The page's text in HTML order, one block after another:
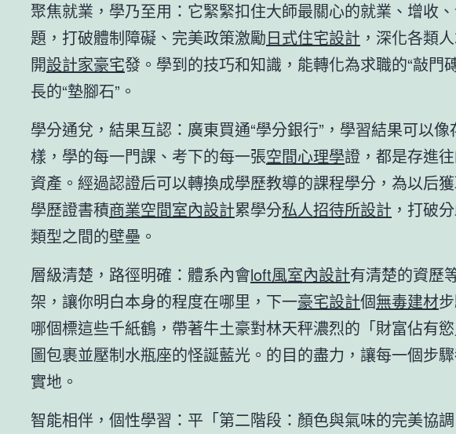
聚焦就業，學乃至用：它緊緊扣住大師最關心的就業、增收
題，打破體制障礙、完美政策激勵日式住宅設計 ，深化各類
開設計家豪宅發。學到的技巧和知識，能轉化為求職的“敲門
長的“墊腳石”。
學分通兌，結果互認：廣東買通“學分銀行”，學習結果可以像
樣，學的每一門課、考下的每一張空間心理學證，都是存進
資產。經過認證后可以轉換成學歷教導的課程學分，為以后
學歷證書積商業空間室內設計累學分私人招待所設計 ，打破
類型之間的壁壘。
層級清楚，路徑明確：體系內會loft風室內設計有清楚的資歷
架，讓你明白本身的程度在哪里，下一豪宅設計個無毒建材
哪個標這些千紙鶴，帶著牛土豪對林天秤濃烈的「財富佔有
圖包裹並壓制水瓶座的怪誕藍光。的目的盡力，讓每一個步
實地。
智能相伴，個性學習：平「第二階段：顏色與氣味的完美協